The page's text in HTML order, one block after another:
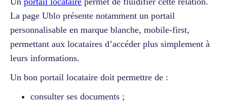
La page Ublo présente notamment un portail
personnalisable en marque blanche, mobile-first,
permettant aux locataires d’accéder plus simplement à
leurs informations.
Un bon portail locataire doit permettre de :
consulter ses documents ;